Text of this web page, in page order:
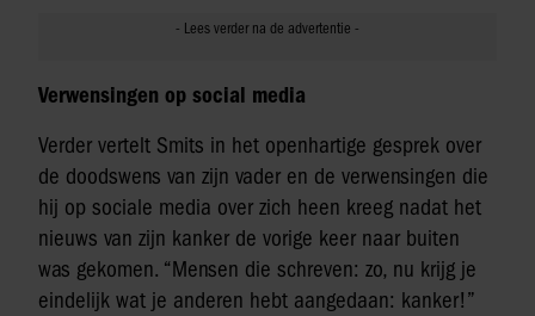
Verwensingen op social media
Verder vertelt Smits in het openhartige gesprek over
de doodswens van zijn vader en de verwensingen die
hij op sociale media over zich heen kreeg nadat het
nieuws van zijn kanker de vorige keer naar buiten
was gekomen. “Mensen die schreven: zo, nu krijg je
eindelijk wat je anderen hebt aangedaan: kanker!”